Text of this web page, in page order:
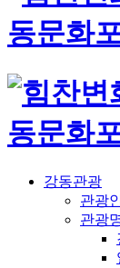
강동관광
관광
관광